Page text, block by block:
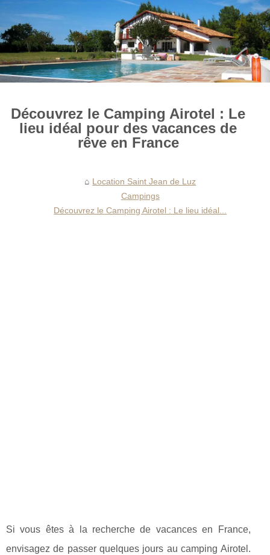
Découvrez le Camping Airotel : Le
lieu idéal pour des vacances de
rêve en France
Location Saint Jean de Luz
Campings
Découvrez le Camping Airotel : Le lieu idéal...
Si vous êtes à la recherche de vacances en France,
envisagez de passer quelques jours au camping Airotel.